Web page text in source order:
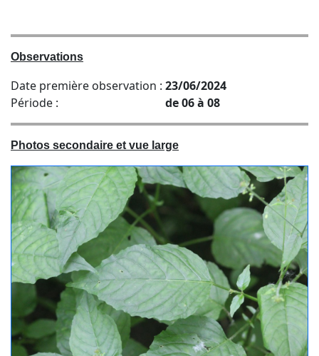
Observations
Date première observation : 23/06/2024
Période :
de 06 à 08
Photos secondaire et vue large